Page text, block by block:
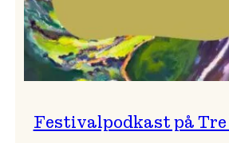
Festivalpodkast på